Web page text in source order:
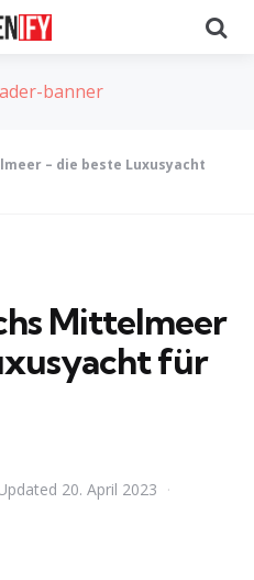
– die beste Luxusyacht
Mittelmeer
für
20. April 2023